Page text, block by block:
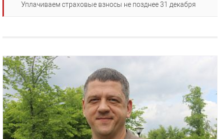
Уплачиваем страховые взносы не позднее 31 декабря